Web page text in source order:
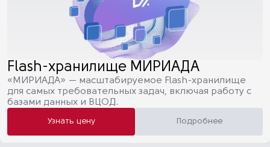
Flash-хранилище МИРИАДА
«МИРИАДА» — масштабируемое Flash-хранилище
для самых требовательных задач, включая работу с
базами данных и ВЦОД.
Узнать цену Подробнее